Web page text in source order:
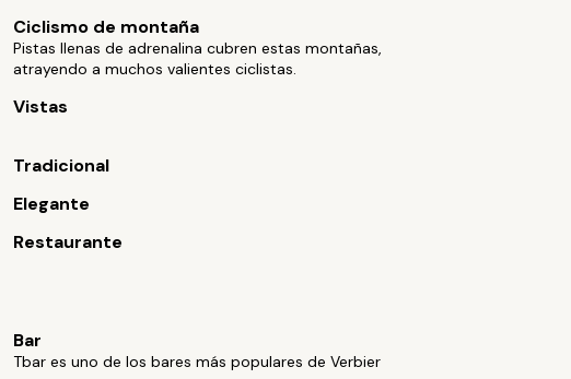
Ciclismo de montaña
Pistas llenas de adrenalina cubren estas montañas,
atrayendo a muchos valientes ciclistas.
Vistas
Tradicional
Elegante
Restaurante
Bar
Tbar es uno de los bares más populares de Verbier